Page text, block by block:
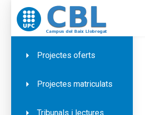
Go to upc.edu
Projectes oferts
Projectes matriculats
Tribunals i lectures